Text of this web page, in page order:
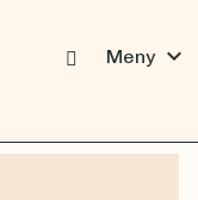
Meny expand_more